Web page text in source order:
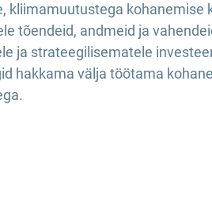
kohanemise
tõendeid, andmeid ja
ja strateegilisematele
hakkama välja töötama